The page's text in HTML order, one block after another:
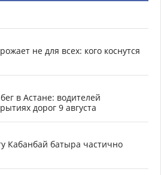
не для всех: кого коснутся
в Астане: водителей
дорог 9 августа
Кабанбай батыра частично